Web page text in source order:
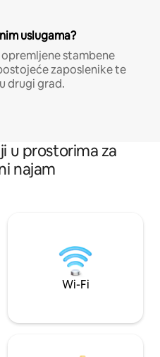
uslugama?
stambene
zaposlenike te
drugi grad.
u prostorima za
najam
Wi-Fi